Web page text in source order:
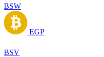
BSW
EGP
BSV